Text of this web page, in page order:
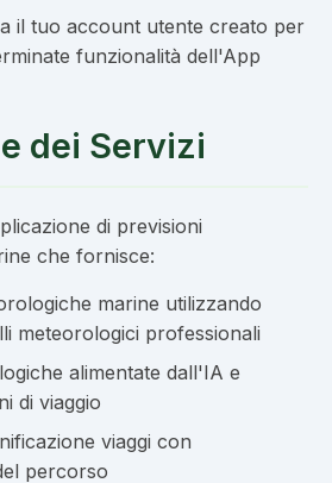
il tuo account utente creato per
funzionalità dell'App
dei Servizi
di previsioni
che fornisce:
marine utilizzando
meteorologici professionali
alimentate dall'IA e
di viaggio
viaggi con
percorso